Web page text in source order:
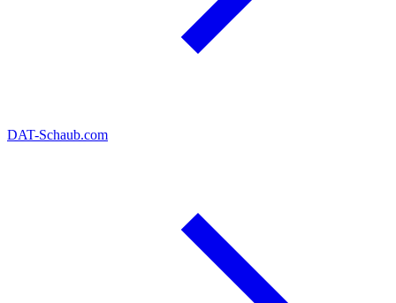
DAT-Schaub.com